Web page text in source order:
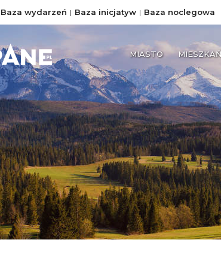
Baza wydarzeń Baza inicjatyw Baza noclegowa
MIASTO